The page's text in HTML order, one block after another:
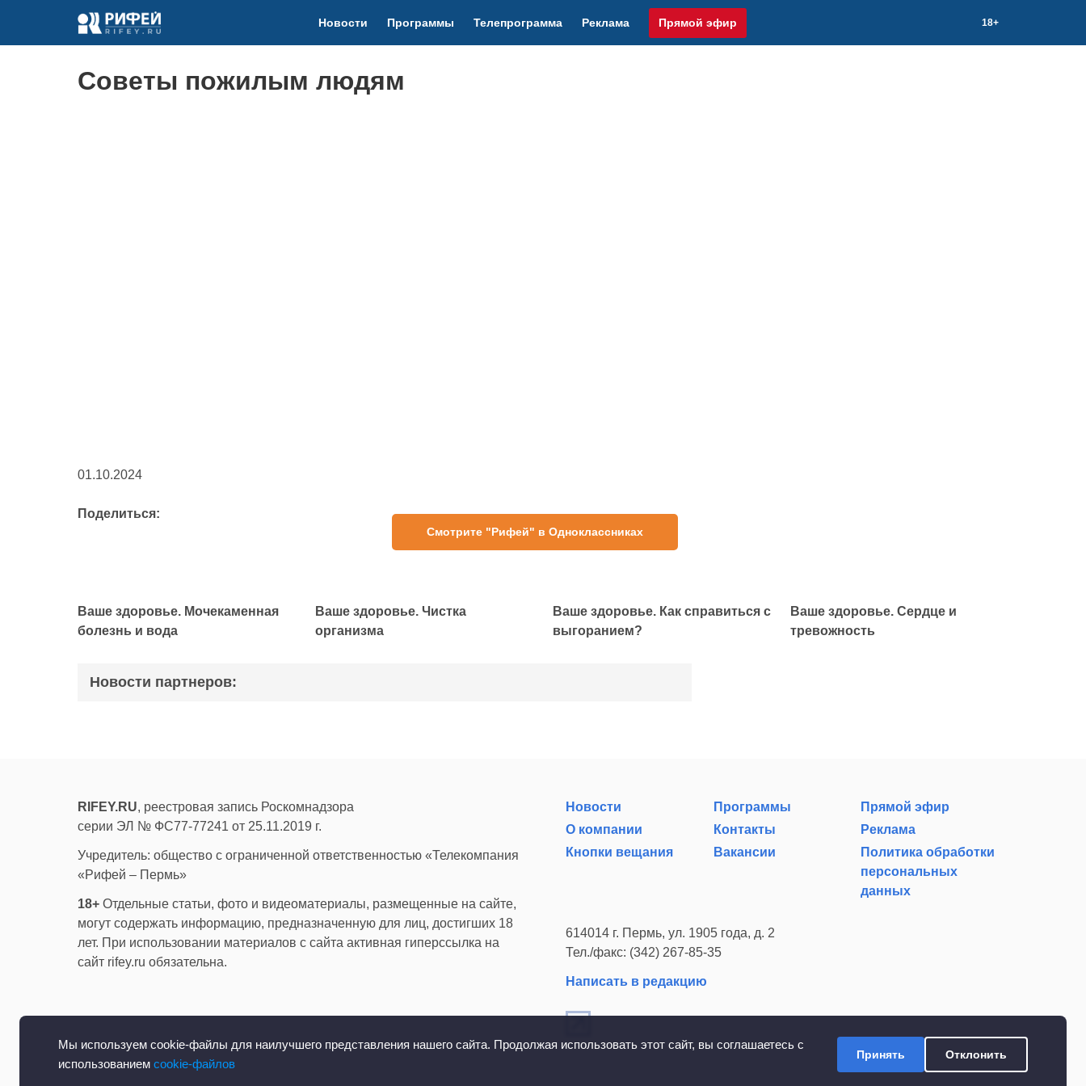
Новости Программы Телепрограмма Реклама Прямой эфир 18+
Советы пожилым людям
01.10.2024
Поделиться:
Смотрите "Рифей" в Одноклассниках
Мы используем cookie-файлы для наилучшего представления нашего сайта. Продолжая использовать этот сайт, вы соглашаетесь с
использованием cookie-файлов
Принять Отклонить
Ваше здоровье. Мочекаменная
болезнь и вода
Ваше здоровье. Чистка
организма
Ваше здоровье. Как справиться с
выгоранием?
Ваше здоровье. Сердце и
тревожность
Новости партнеров:
RIFEY.RU, реестровая запись Роскомнадзора
серии ЭЛ № ФС77-77241 от 25.11.2019 г.
Учредитель: общество с ограниченной ответственностью «Телекомпания
«Рифей – Пермь»
18+ Отдельные статьи, фото и видеоматериалы, размещенные на сайте,
могут содержать информацию, предназначенную для лиц, достигших 18
лет. При использовании материалов с сайта активная гиперссылка на
сайт rifey.ru обязательна.
Новости Программы
Прямой эфир
О компании
Контакты
Реклама
Кнопки вещания
Вакансии
Политика обработки
персональных
данных
614014 г. Пермь, ул. 1905 года, д. 2
Тел./факс: (342) 267-85-35
Написать в редакцию